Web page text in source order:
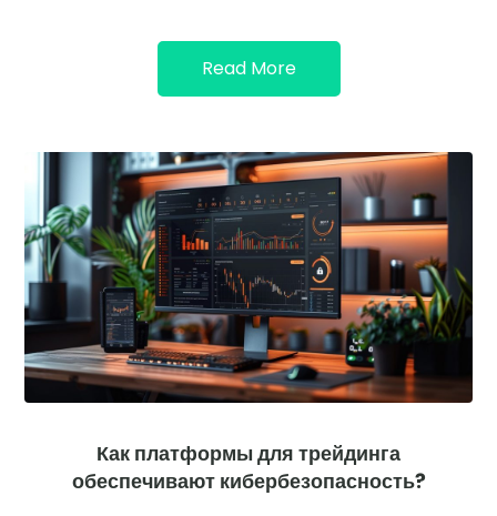
Read More
Как платформы для трейдинга
обеспечивают кибербезопасность?